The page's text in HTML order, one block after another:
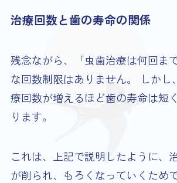
治療回数と歯の寿命の関係
残念ながら、「虫歯治療は何回ま
な回数制限はありません。 しかし
療回数が増えるほど歯の寿命は短
ります。
これは、上記で説明したように、
が削られ、もろくなっていくため